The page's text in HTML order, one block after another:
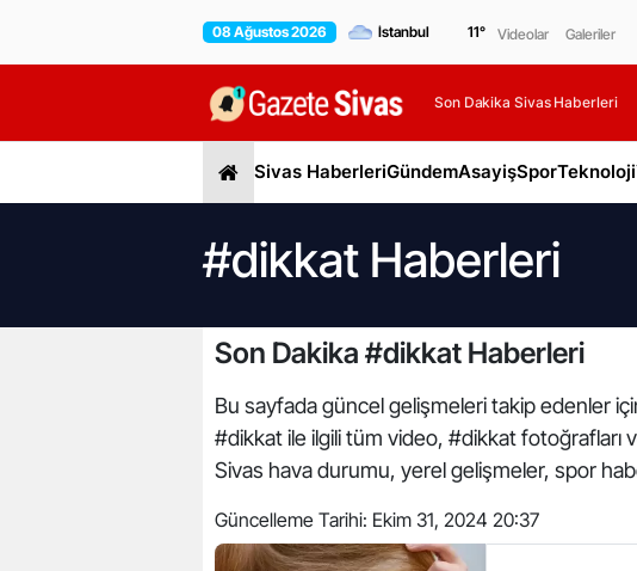
08 Ağustos 2026 11° Videolar Galeriler
Son Dakika Sivas Haberleri
Sivas HaberleriGündemAsayişSporTeknoloji
#dikkat Haberleri
Son Dakika #dikkat Haberleri
Bu sayfada güncel gelişmeleri takip edenler
#dikkat ile ilgili tüm video, #dikkat fotoğrafları
Sivas hava durumu, yerel gelişmeler, spor
Güncelleme Tarihi: Ekim 31, 2024 20:37